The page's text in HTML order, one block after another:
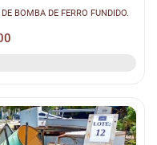
BOMBA DE FERRO FUNDIDO.